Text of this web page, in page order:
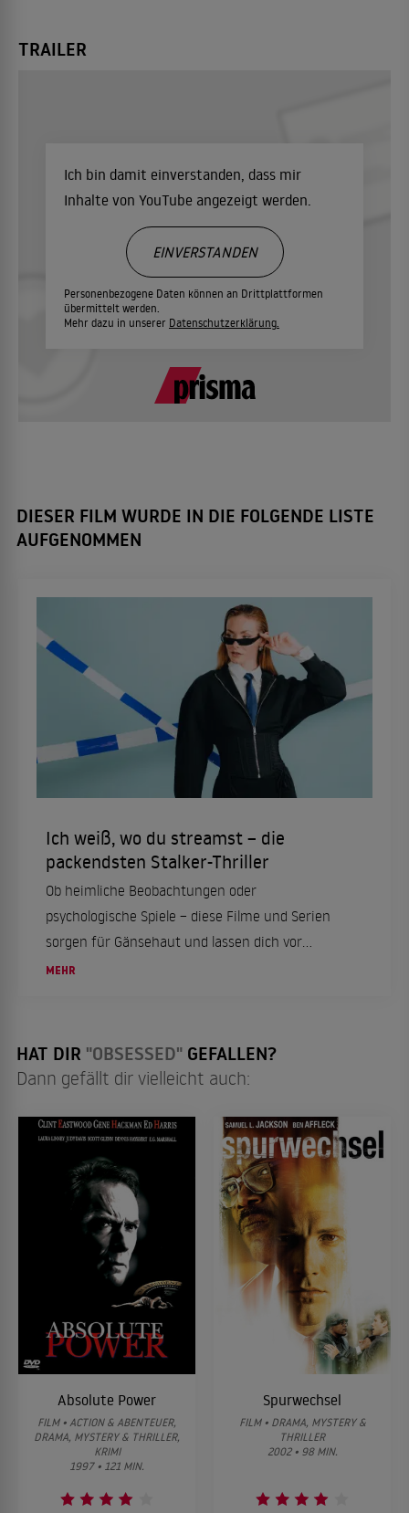
TRAILER
Ich bin damit einverstanden, dass mir
Inhalte von YouTube angezeigt werden.
Personenbezogene Daten können an Drittplattformen
übermittelt werden.
Mehr dazu in unserer Datenschutzerklärung.
EINVERSTANDEN
DIESER FILM WURDE IN DIE FOLGENDE LISTE
AUFGENOMMEN
Ich weiß, wo du streamst – die
packendsten Stalker-Thriller
Ob heimliche Beobachtungen oder
psychologische Spiele – diese Filme und Serien
sorgen für Gänsehaut und lassen dich vor
Spannung kaum atmen!
MEHR
HAT DIR "OBSESSED" GEFALLEN?
Dann gefällt dir vielleicht auch:
Absolute Power
FILM • ACTION & ABENTEUER,
DRAMA, MYSTERY & THRILLER,
KRIMI
1997 • 121 MIN.
Spurwechsel
FILM • DRAMA, MYSTERY &
THRILLER
2002 • 98 MIN.